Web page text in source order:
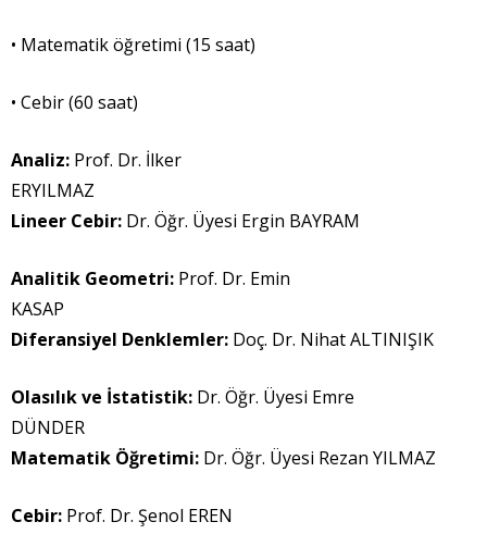
• Matematik öğretimi (15 saat)
• Cebir (60 saat)
Analiz: Prof. Dr. İlker
ERYILMAZ
Lineer Cebir: Dr. Öğr. Üyesi Ergin BAYRAM
Analitik Geometri: Prof. Dr. Emin
KASAP
Diferansiyel Denklemler: Doç. Dr. Nihat ALTINIŞIK
Olasılık ve İstatistik: Dr. Öğr. Üyesi Emre
DÜNDER
Matematik Öğretimi: Dr. Öğr. Üyesi Rezan YILMAZ
Cebir: Prof. Dr. Şenol EREN